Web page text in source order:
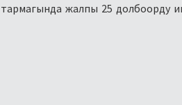
тармагында жалпы 25 долбоорду